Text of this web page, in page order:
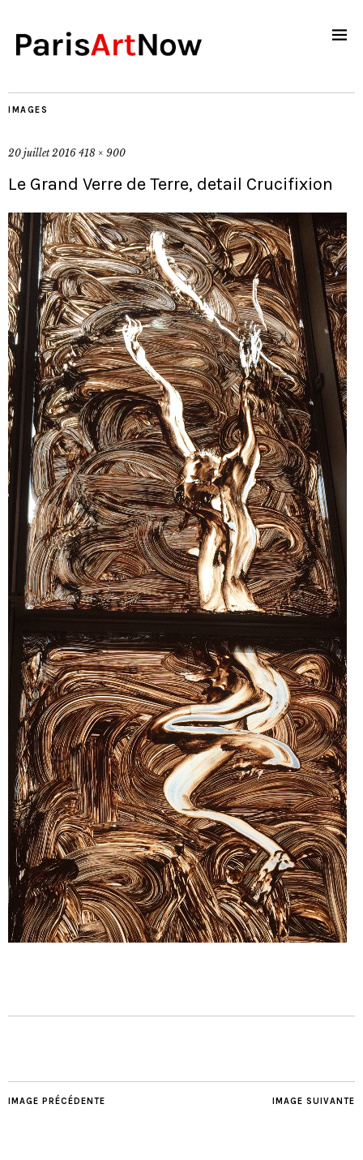
IMAGES
20 juillet 2016 418 × 900
Le Grand Verre de Terre, detail Crucifixion
IMAGE SUIVANTE
IMAGE PRÉCÉDENTE